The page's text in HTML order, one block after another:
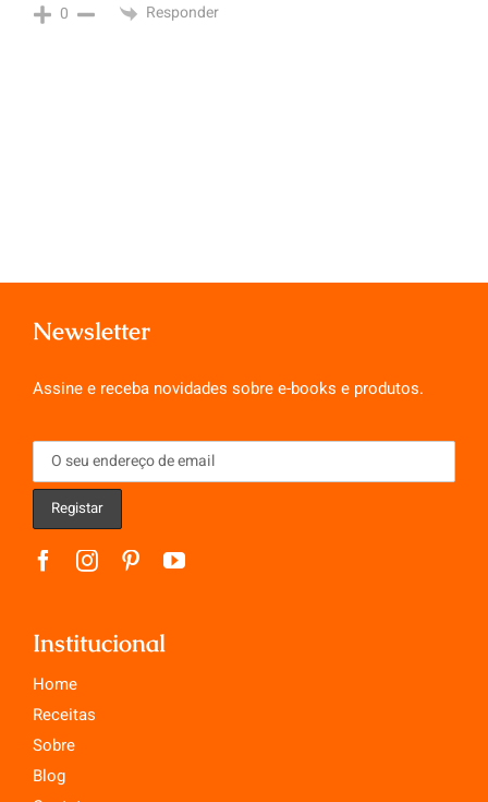
0 Responder
Newsletter
Assine e receba novidades sobre e-books e produtos.
Institucional
Home
Receitas
Sobre
Blog